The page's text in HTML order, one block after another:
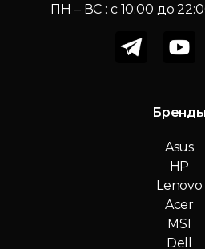
ПН – ВС : c 10:00 до
Бренды
Asus
HP
Lenovo
Acer
MSI
Dell